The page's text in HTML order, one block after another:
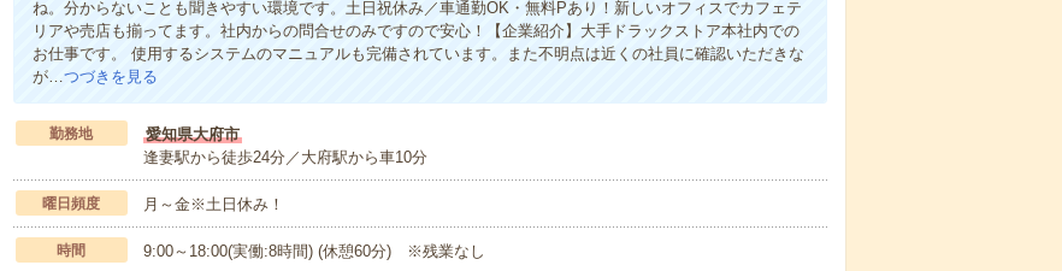
ね。分からないことも聞きやすい環境です。土日祝休み／車通勤OK・無料Pあり！新しいオフィスでカフェテ
リアや売店も揃ってます。社内からの問合せのみですので安心！【企業紹介】大手ドラックストア本社内での
お仕事です。 使用するシステムのマニュアルも完備されています。また不明点は近くの社員に確認いただきな
が…つづきを見る
勤務地
愛知県大府市
逢妻駅から徒歩24分／大府駅から車10分
曜日頻度 月～金※土日休み！
時間 9:00～18:00(実働:8時間) (休憩60分) ※残業なし